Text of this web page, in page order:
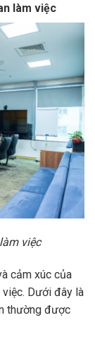
làm việc
việc
cảm xúc của
Dưới đây là
thường được